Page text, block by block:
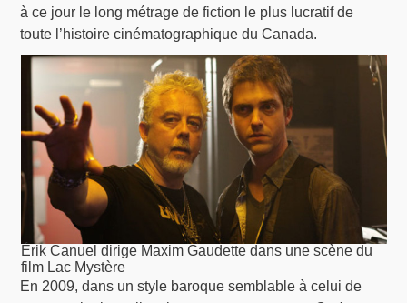
à ce jour le long métrage de fiction le plus lucratif de
toute l’histoire cinématographique du Canada.
Érik Canuel dirige Maxim Gaudette dans une scène du
film Lac Mystère
En 2009, dans un style baroque semblable à celui de